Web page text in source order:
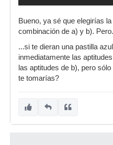
Bueno, ya sé que elegirías
combinación de a) y b).
...si te dieran una pastilla
inmediatamente las
las aptitudes de b), pero
te tomarías?